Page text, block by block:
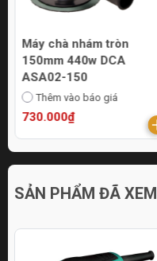
Máy chà nhám tròn
150mm 440w DCA
ASA02-150
Thêm vào báo giá
730.000₫
SẢN PHẨM ĐÃ XEM